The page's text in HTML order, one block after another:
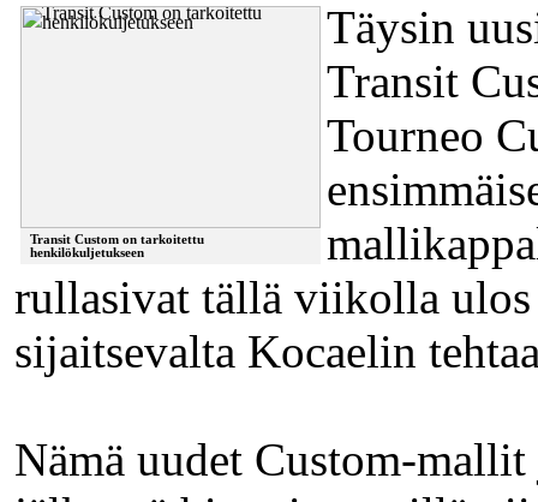
Transit Custom on tarkoitettu
henkilökuljetukseen
Täysin
Transit
Tourneo
rullasivat tällä viikolla ulos
sijaitsevalta Kocaelin
Nämä uudet Custom-mallit